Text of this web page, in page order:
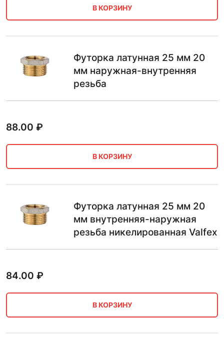
В КОРЗИНУ
Футорка латунная 25 мм 20
мм наружная-внутренняя
резьба
88.00 ₽
В КОРЗИНУ
Футорка латунная 25 мм 20
мм внутренняя-наружная
резьба никелированная Valfeх
84.00 ₽
В КОРЗИНУ